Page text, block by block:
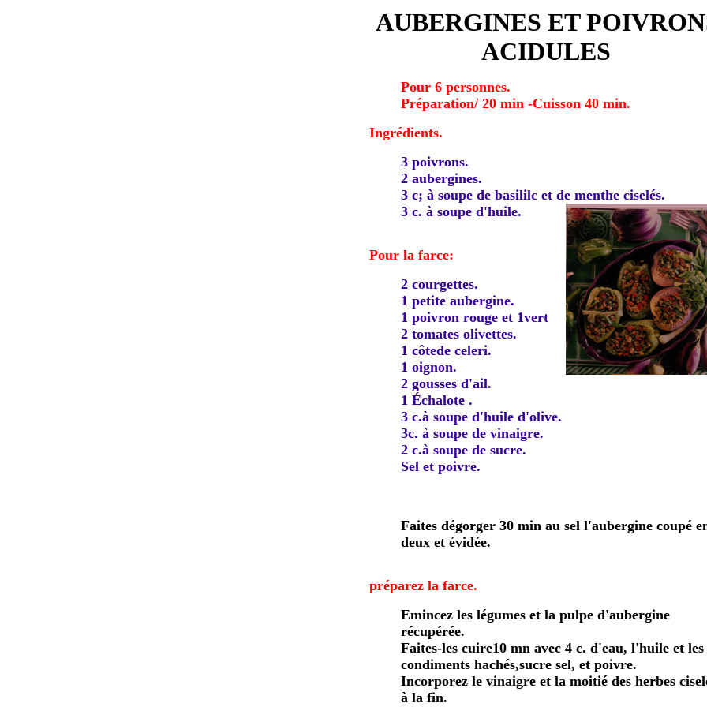
AUBERGINES ET
ACIDULES
Pour 6 personnes.
Préparation/ 20 min -Cuisson 40 min.
Ingrédients.
3 poivrons.
2 aubergines.
3 c; à soupe de basililc et de menthe ciselés.
3 c. à soupe d'huile.
Pour la farce:
2 courgettes.
1 petite aubergine.
1 poivron rouge et 1vert
2 tomates olivettes.
1 côtede celeri.
1 oignon.
2 gousses d'ail.
1 Échalote .
3 c.à soupe d'huile d'olive.
3c. à soupe de vinaigre.
2 c.à soupe de sucre.
Sel et poivre.
Faites dégorger 30 min au sel l'aubergine coupé
deux et évidée.
préparez la farce.
Emincez les légumes et la pulpe d'aubergine
récupérée.
Faites-les cuire10 mn avec 4 c. d'eau, l'huile et les
condiments hachés,sucre sel, et poivre.
Incorporez le vinaigre et la moitié des herbes
à la fin.